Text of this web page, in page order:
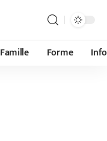
Famille Forme